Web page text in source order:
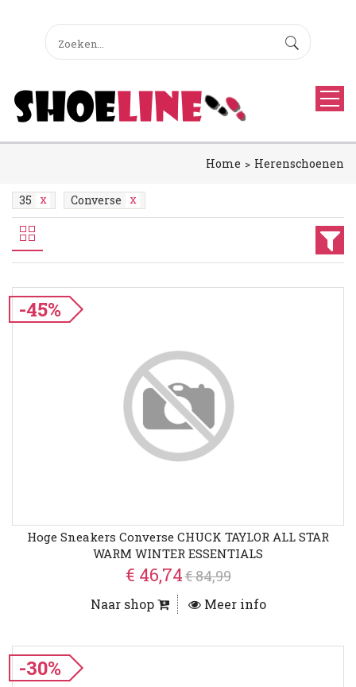
Home Herenschoenen
35 Converse
-45%
Hoge Sneakers Converse CHUCK TAYLOR ALL STAR
WARM WINTER ESSENTIALS
€ 46,74€ 84,99
Naar shop Meer info
-30%